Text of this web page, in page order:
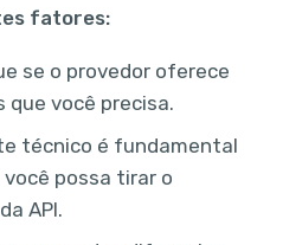
fatores:
se o provedor oferece
que você precisa.
técnico é fundamental
possa tirar o
API.